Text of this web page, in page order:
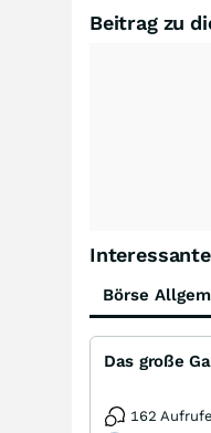
Beitrag zu
Börse
162